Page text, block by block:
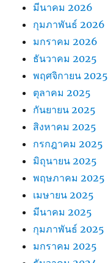
มีนาคม 2026
กุมภาพันธ์ 2026
มกราคม 2026
ธันวาคม 2025
พฤศจิกายน 2025
ตุลาคม 2025
กันยายน 2025
สิงหาคม 2025
กรกฎาคม 2025
มิถุนายน 2025
พฤษภาคม 2025
เมษายน 2025
มีนาคม 2025
กุมภาพันธ์ 2025
มกราคม 2025